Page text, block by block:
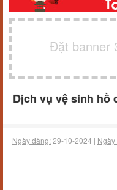
Đặt banner
Dịch vụ vệ sinh hồ
Ngày đăng:29-10-2024 |